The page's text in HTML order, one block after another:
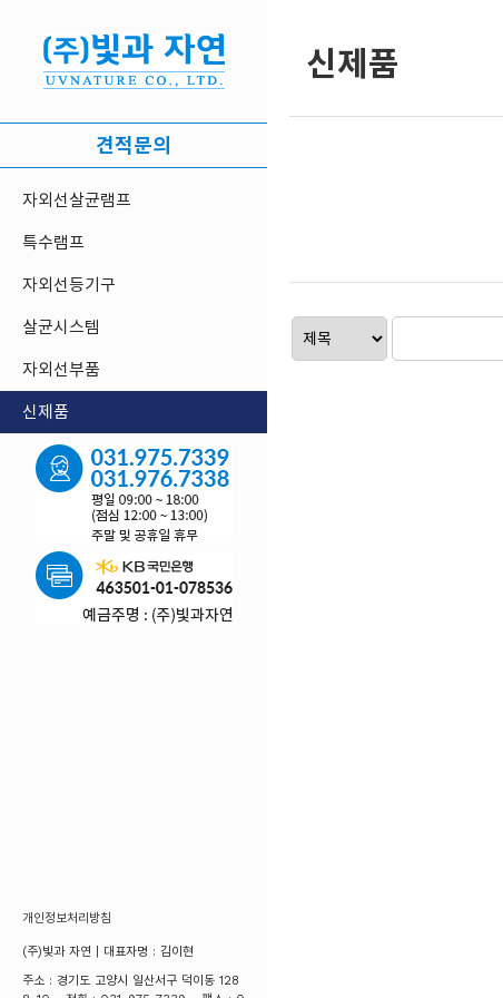
견적문의
자외선살균램프
특수램프
자외선등기구
살균시스템
자외선부품
신제품
개인정보처리방침
(주)빛과 자연 | 대표자명 : 김이현
주소 : 경기도 고양시 일산서구 덕이동 128
신제품